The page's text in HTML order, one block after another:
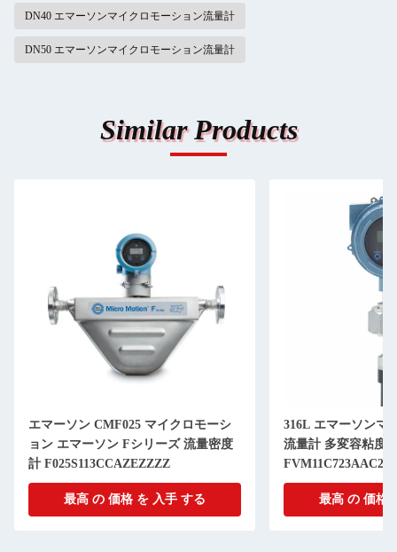
DN40 エマーソンマイクロモーション流量計
DN50 エマーソンマイクロモーション流量計
Similar Products
エマーソン CMF025 マイクロモーシ
ョン エマーソン Fシリーズ 流量密度
計 F025S113CCAZEZZZZ
最高 の 価格 を 入手 する
316L エマーソンマ
流量計 多変容粘度
最高 の 価格